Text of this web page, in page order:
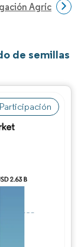
Agrícola
de semillas
Participación